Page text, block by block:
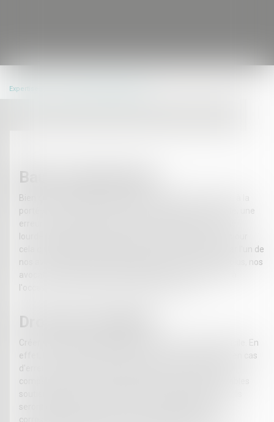
Expertises
Baux commerciaux
Bien que la rédaction d'un bail commercial peut sembler à la
portée d'un chef d'entreprise accompagné de son juriste, une
erreur dans la rédaction de celui-ci peut s'avérer avoir de
lourdes conséquences dans la vie de l'entreprise. C'est pour
cela que l'aide dans la rédaction d'un bail commercial par l'un de
nos avocats peut être primordiale pour l'entreprise. De plus, nos
avocats vous assistent dans l'hypothèse d'un conflit né à
l'occasion de l'exécution d'un bail commercial.
Droit des Sociétés
Créer et gérer une société peut aujourd'hui s'avérer difficile. En
effet, la responsabilité qui pèse sur le chef d'entreprise en cas
d'erreur est source d'un contentieux varié. Nos avocats,
compétents en droit de sociétés, pourront être de véritables
soutiens depuis la création de l'entreprise jusqu'à sa fin. Ils
seront présents pour déterminer les outils juridiques
correspondant au mieux à votre entreprise. Ils seront